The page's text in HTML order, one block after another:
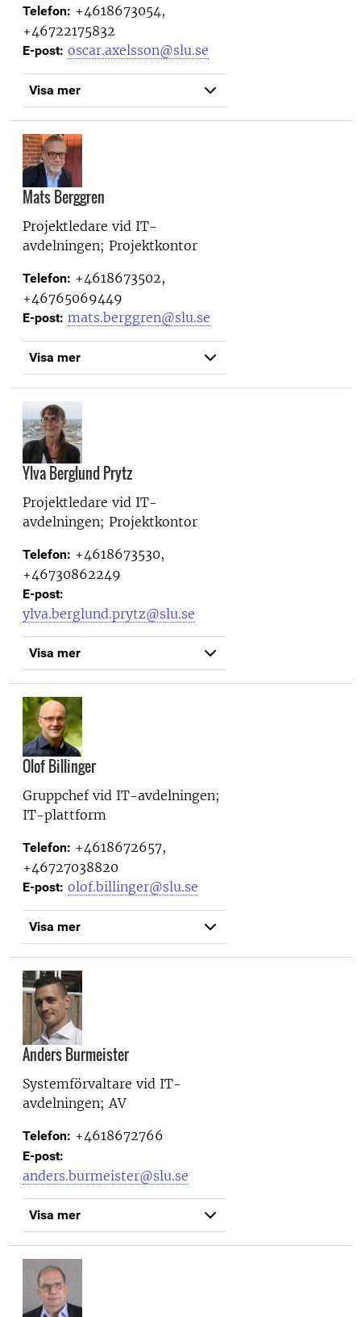
Telefon: +4618673054,
+46722175832
E-post: oscar.axelsson@slu.se
Visa mer
Mats Berggren
Projektledare vid IT-
avdelningen; Projektkontor
Telefon: +4618673502,
+46765069449
E-post: mats.berggren@slu.se
Visa mer
Ylva Berglund Prytz
Projektledare vid IT-
avdelningen; Projektkontor
Telefon: +4618673530,
+46730862249
E-post:
ylva.berglund.prytz@slu.se
Visa mer
Olof Billinger
Gruppchef vid IT-avdelningen;
IT-plattform
Telefon: +4618672657,
+46727038820
E-post: olof.billinger@slu.se
Visa mer
Anders Burmeister
Systemförvaltare vid IT-
avdelningen; AV
Telefon: +4618672766
E-post:
anders.burmeister@slu.se
Visa mer